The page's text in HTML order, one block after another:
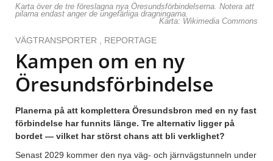
Karta över de tre föreslagna nya Öresundsförbindelserna. Notera att
pilarna endast anger de ungefärliga dragningarna.
Karta: Wikimedia Commons
VÄGTRANSPORTER REPORTAGE
Kampen om en ny
Öresundsförbindelse
Planerna på att komplettera Öresundsbron med en ny fast
förbindelse har funnits länge. Tre alternativ ligger på
bordet — vilket har störst chans att bli verklighet?
Senast 2029 kommer den nya väg- och järnvägstunneln under